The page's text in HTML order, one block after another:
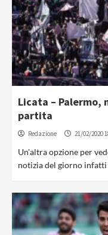
Licata – Palermo,
partita
Redazione 21/02/2020
Un'altra opzione per
notizia del giorno infatti